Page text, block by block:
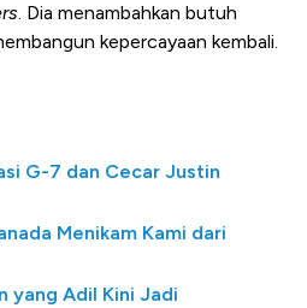
. Dia menambahkan butuh
kepercayaan kembali.
G-7 dan Cecar Justin
Menikam Kami dari
yang Adil Kini Jadi